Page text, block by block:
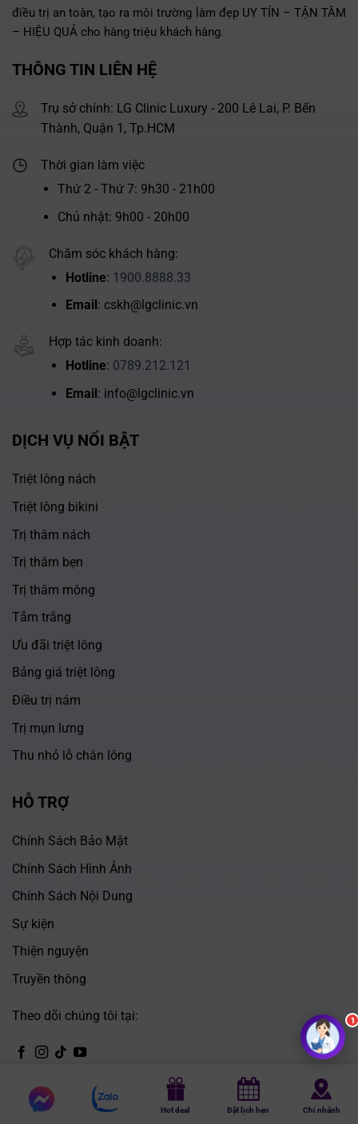
điều trị an toàn, tạo ra môi trường làm đẹp UY TÍN – TẬN TÂM
– HIỆU QUẢ cho hàng triệu khách hàng.
THÔNG TIN LIÊN HỆ
Trụ sở chính: LG Clinic Luxury - 200 Lê Lai, P. Bến
Thành, Quận 1, Tp.HCM
Thời gian làm việc
Thứ 2 - Thứ 7: 9h30 - 21h00
Chủ nhật: 9h00 - 20h00
Chăm sóc khách hàng:
Hotline: 1900.8888.33
Email: cskh@lgclinic.vn
Hợp tác kinh doanh:
Hotline: 0789.212.121
Email: info@lgclinic.vn
DỊCH VỤ NỔI BẬT
Triệt lông nách
Triệt lông bikini
Trị thâm nách
Trị thâm bẹn
Trị thâm mông
Tắm trắng
Ưu đãi triệt lông
Bảng giá triệt lông
Điều trị nám
Trị mụn lưng
Thu nhỏ lỗ chân lông
HỖ TRỢ
Chính Sách Bảo Mật
Chính Sách Hình Ảnh
Chính Sách Nội Dung
Sự kiện
Thiện nguyện
Truyền thông
Theo dõi chúng tôi tại:
CH Play
Chat
Chat Hot deal Đặt lịch hẹn Chi nhánh